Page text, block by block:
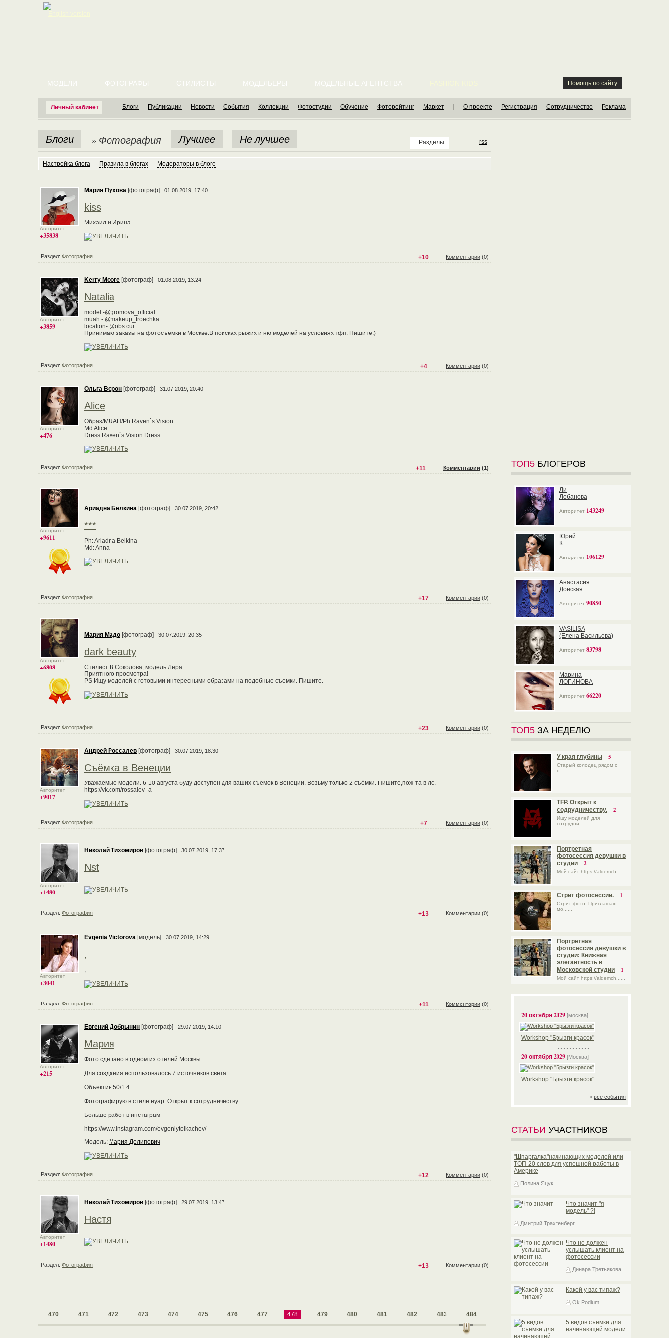
Личный кабинет
МОДЕЛИ ФОТОГРАФЫ СТИЛИСТЫ МОДЕЛЬЕРЫ МОДЕЛЬНЫЕ АГЕНТСТВА Помощь по сайту
Блоги Публикации Новости События Коллекции Фотостудии Обучение Фоторейтинг Маркет О проекте Регистрация Сотрудничество Реклама
Разделы rss
Блоги » Фотография Лучшее Не лучшее
Настройка блога Правила в блогах Модераторы в блоге
Авторитет
+35838
Мария Пухова [фотограф] 01.08.2019, 17:40
kiss
Михаил и Ирина
+10 Комментарии (0)
Раздел: Фотография
Авторитет
+3859
Kerry Moore [фотограф] 01.08.2019, 13:24
Natalia
model -@gromova_official
muah - @makeup_troechka
location- @obs.cur
Принимаю заказы на фотосъёмки в Москве.В поисках рыжих и ню моделей на условиях тфп. Пишите.)
+4 Комментарии (0)
Раздел: Фотография
Авторитет
+476
Ольга Ворон [фотограф] 31.07.2019, 20:40
Alice
Образ/MUAH/Ph Raven`s Vision
Md Alice
Dress Raven`s Vision Dress
+11 Комментарии (1)
Раздел: Фотография
Авторитет
+9611
Ариадна Белкина [фотограф] 30.07.2019, 20:42
***
Ph: Ariadna Belkina
Md: Anna
+17 Комментарии (0)
Раздел: Фотография
Авторитет
+6808
Мария Мадо [фотограф] 30.07.2019, 20:35
dark beauty
Стилист В.Соколова, модель Лера
Приятного просмотра!
PS Ищу моделей с готовыми интересными образами на подобные съемки. Пишите.
+23 Комментарии (0)
Раздел: Фотография
Авторитет
+9017
Андрей Россалев [фотограф] 30.07.2019, 18:30
Съёмка в Венеции
Уважаемые модели. 6-10 августа буду доступен для ваших съёмок в Венеции. Возьму только 2 съёмки. Пишите,пож-та в лс.
https://vk.com/rossalev_a
+7 Комментарии (0)
Раздел: Фотография
Авторитет
+1480
Николай Тихомиров [фотограф] 30.07.2019, 17:37
Nst
+13 Комментарии (0)
Раздел: Фотография
Авторитет
+3041
Evgenia Victorova [модель] 30.07.2019, 14:29
,
,
+11 Комментарии (0)
Раздел: Фотография
Авторитет
+215
Евгений Добрынин [фотограф] 29.07.2019, 14:10
Мария
Фото сделано в одном из отелей Москвы
Для создания использовалось 7 источников света
Объектив 50/1.4
Фотографирую в стиле нуар. Открыт к сотрудничеству
Больше работ в инстаграм
https://www.instagram.com/evgeniytolkachev/
Модель: Мария Делипович
+12 Комментарии (0)
Раздел: Фотография
Авторитет
+1480
Николай Тихомиров [фотограф] 29.07.2019, 13:47
Настя
+13 Комментарии (0)
Раздел: Фотография
470 471 472 473 474 475 476 477 478 479 480 481 482 483 484
ТОП5 БЛОГЕРОВ
Ли
Лобанова
Авторитет 143249
Юрий
К
Авторитет 106129
Анастасия
Донская
Авторитет 90850
VASILISA
(Елена Васильева)
Авторитет 83798
Марина
ЛОГИНОВА
Авторитет 66220
ТОП5 ЗА НЕДЕЛЮ
У края глубины 5
Старый колодец рядом с
н......
TFP. Открыт к
содрудничеству.
2
Ищу моделей для
сотрудни......
Портретная
фотосессия девушки в
студии
2
Мой сайт https://aldemch......
Стрит фотосессии. 1
Стрит фото. Приглашаю
мо......
Портретная
фотосессия девушки в
студии: Книжная
элегантность в
Московской студии
1
Мой сайт https://aldemch......
20 октября 2029 [москва]
Workshop "Брызги красок"
20 октября 2029 [Москва]
Workshop "Брызги красок"
» все события
СТАТЬИ УЧАСТНИКОВ
"Шпаргалка"начинающих моделей или
TOП-20 слов для успешной работы в
Америке
Полина Яцук
Что значит "я
модель" ?!
Дмитрий Трахтенберг
Что не должен
услышать клиент на
фотосессии
Динара Третьякова
Какой у вас типаж?
Ok Podium
5 видов съемки для
начинающей модели